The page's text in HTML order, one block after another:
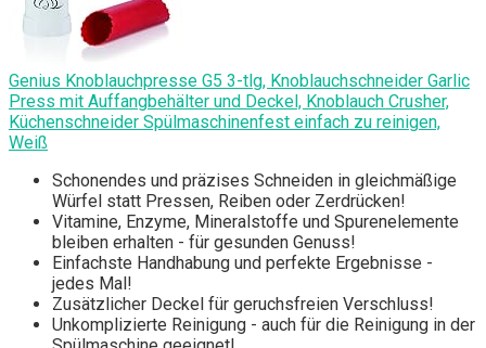
Genius Knoblauchpresse G5 3-tlg, Knoblauchschneider Garlic
Press mit Auffangbehälter und Deckel, Knoblauch Crusher,
Küchenschneider Spülmaschinenfest einfach zu reinigen,
Weiß
Schonendes und präzises Schneiden in gleichmäßige
Würfel statt Pressen, Reiben oder Zerdrücken!
Vitamine, Enzyme, Mineralstoffe und Spurenelemente
bleiben erhalten - für gesunden Genuss!
Einfachste Handhabung und perfekte Ergebnisse -
jedes Mal!
Zusätzlicher Deckel für geruchsfreien Verschluss!
Unkomplizierte Reinigung - auch für die Reinigung in der